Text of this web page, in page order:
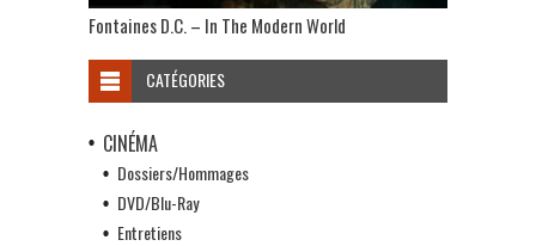
Fontaines D.C. – In The Modern World
CATÉGORIES
CINÉMA
Dossiers/Hommages
DVD/Blu-Ray
Entretiens